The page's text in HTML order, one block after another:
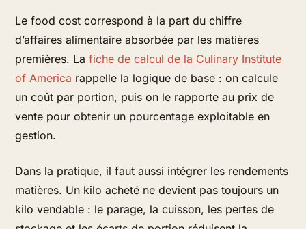
Le food cost correspond à la part du chiffre
d’affaires alimentaire absorbée par les matières
premières. Lafiche de calcul de la Culinary Institute
of America rappelle la logique de base : on calcule
un coût par portion, puis on le rapporte au prix de
vente pour obtenir un pourcentage exploitable en
gestion.
Dans la pratique, il faut aussi intégrer les rendements
matières. Un kilo acheté ne devient pas toujours un
kilo vendable : le parage, la cuisson, les pertes de